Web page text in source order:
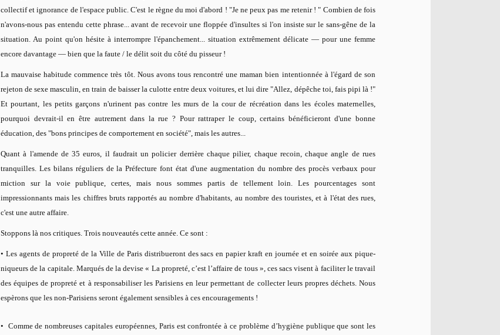
collectif et ignorance de l'espace public. C'est le règne du moi d'abord ! "Je ne peux pas me retenir ! " Combien de fois
n'avons-nous pas entendu cette phrase... avant de recevoir une floppée d'insultes si l'on insiste sur le sans-gêne de la
situation. Au point qu'on hésite à interrompre l'épanchement... situation extrêmement délicate — pour une femme
encore davantage — bien que la faute / le délit soit du côté du pisseur !
La mauvaise habitude commence très tôt. Nous avons tous rencontré une maman bien intentionnée à l'égard de son
rejeton de sexe masculin, en train de baisser la culotte entre deux voitures, et lui dire "Allez, dépêche toi, fais pipi là !"
Et pourtant, les petits garçons n'urinent pas contre les murs de la cour de récréation dans les écoles maternelles,
pourquoi devrait-il en être autrement dans la rue ? Pour rattraper le coup, certains bénéficieront d'une bonne
éducation, des "bons principes de comportement en société", mais les autres...
Quant à l'amende de 35 euros, il faudrait un policier derrière chaque pilier, chaque recoin, chaque angle de rues
tranquilles. Les bilans réguliers de la Préfecture font état d'une augmentation du nombre des procès verbaux pour
miction sur la voie publique, certes, mais nous sommes partis de tellement loin. Les pourcentages sont
impressionnants mais les chiffres bruts rapportés au nombre d'habitants, au nombre des touristes, et à l'état des rues,
c'est une autre affaire.
Stoppons là nos critiques. Trois nouveautés cette année. Ce sont :
• Les agents de propreté de la Ville de Paris distribueront des sacs en papier kraft en journée et en soirée aux pique-
niqueurs de la capitale. Marqués de la devise « La propreté, c’est l’affaire de tous », ces sacs visent à faciliter le travail
des équipes de propreté et à responsabiliser les Parisiens en leur permettant de collecter leurs propres déchets. Nous
espèrons que les non-Parisiens seront également sensibles à ces encouragements !
• Comme de nombreuses capitales européennes, Paris est confrontée à ce problème d’hygiène publique que sont les